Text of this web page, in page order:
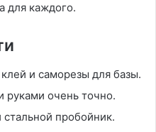
для каждого.
и саморезы для базы.
руками очень точно.
пробойник.